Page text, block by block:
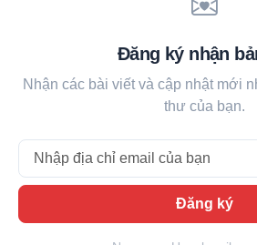
Đăng ký nhận
Nhận các bài viết và cập nhật mới
thư của bạn.
Đăng ký